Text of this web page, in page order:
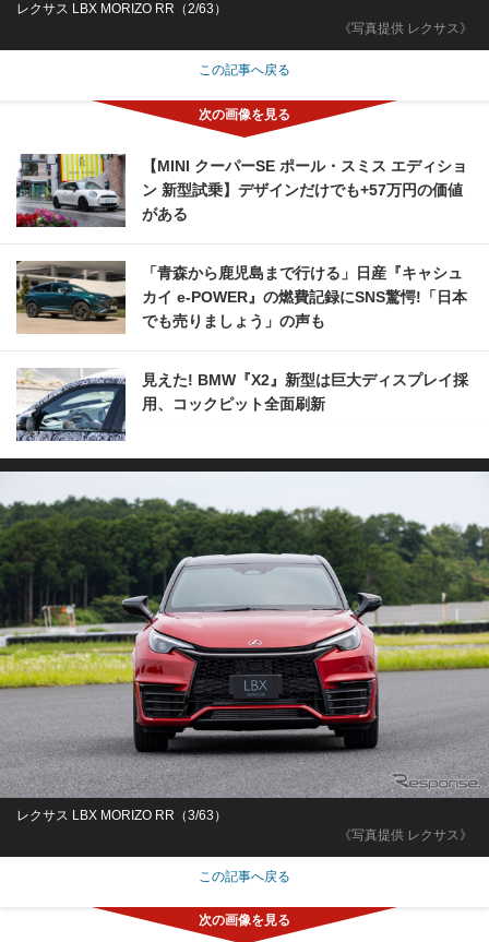
《写真提供 レクサス》
レクサス LBX MORIZO RR（2/63）
この記事へ戻る
【MINI クーパーSE ポール・スミス エディショ
ン 新型試乗】デザインだけでも+57万円の価値
がある
「青森から鹿児島まで行ける」日産『キャシュ
カイ e-POWER』の燃費記録にSNS驚愕!「日本
でも売りましょう」の声も
見えた! BMW『X2』新型は巨大ディスプレイ採
用、コックピット全面刷新
《写真提供 レクサス》
レクサス LBX MORIZO RR（3/63）
この記事へ戻る